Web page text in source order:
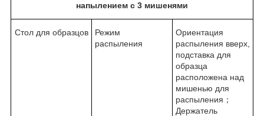
напылением с 3 мишенями
Стол для образцов
Режим
распыления
Ориентация
распыления вверх,
подставка для
образца
расположена над
мишенью для
распыления；
Держатель